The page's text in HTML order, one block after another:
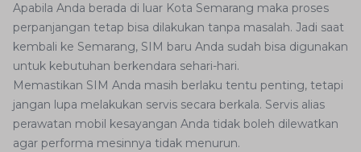
Apabila Anda berada di luar Kota Semarang maka proses
perpanjangan tetap bisa dilakukan tanpa masalah. Jadi saat
kembali ke Semarang, SIM baru Anda sudah bisa digunakan
untuk kebutuhan berkendara sehari-hari.
Memastikan SIM Anda masih berlaku tentu penting, tetapi
jangan lupa melakukan servis secara berkala. Servis alias
perawatan mobil kesayangan Anda tidak boleh dilewatkan
agar performa mesinnya tidak menurun.